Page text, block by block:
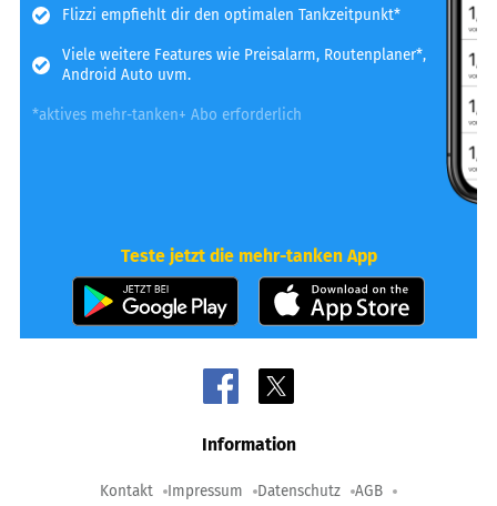
Flizzi empfiehlt dir den optimalen Tankzeitpunkt*
Viele weitere Features wie Preisalarm, Routenplaner*,
Android Auto uvm.
*aktives mehr-tanken+ Abo erforderlich
Teste jetzt die mehr-tanken App
Information
Kontakt Impressum Datenschutz AGB